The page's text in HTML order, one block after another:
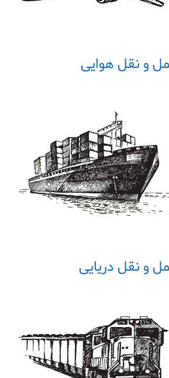
و نقل هوایی
و نقل دریایی